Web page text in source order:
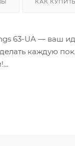
63-UA — ваш
каждую